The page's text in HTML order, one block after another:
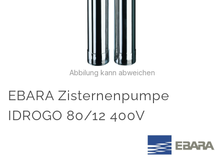
Abbilung kann abweichen
EBARA Zisternenpumpe
IDROGO 80/12 400V